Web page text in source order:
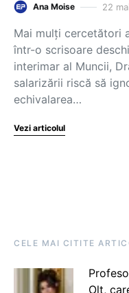
Ana Moise 22
Mai mulți cercetători
într-o scrisoare
interimar al Muncii,
salarizării riscă să
echivalarea…
Vezi articolul
CELE MAI CITITE
Olt,